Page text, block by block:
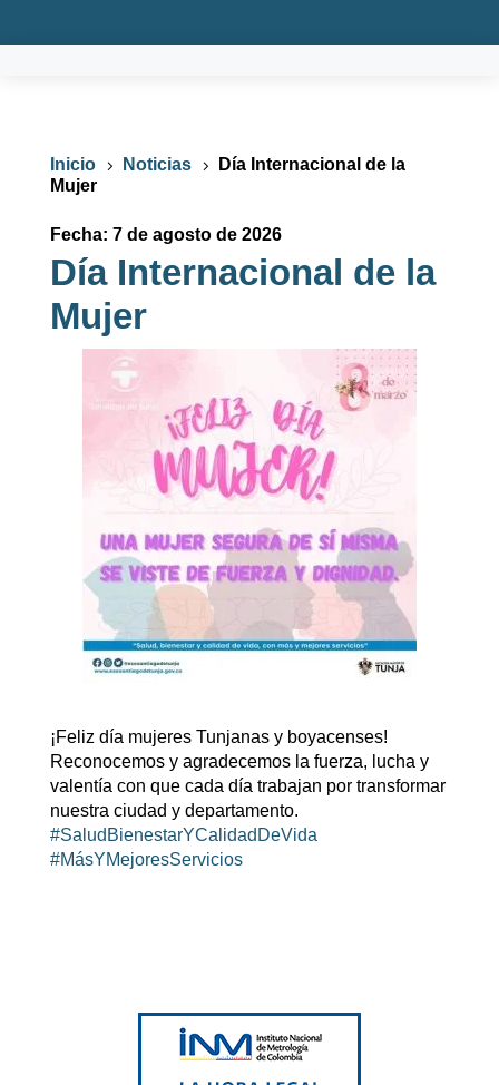
Inicio 5 Noticias 5
Día Internacional de la
Mujer
Fecha: 7 de agosto de 2026
Día Internacional de la
Mujer
¡Feliz día mujeres Tunjanas y boyacenses!
Reconocemos y agradecemos la fuerza, lucha y
valentía con que cada día trabajan por transformar
nuestra ciudad y departamento.
#SaludBienestarYCalidadDeVida
#MásYMejoresServicios